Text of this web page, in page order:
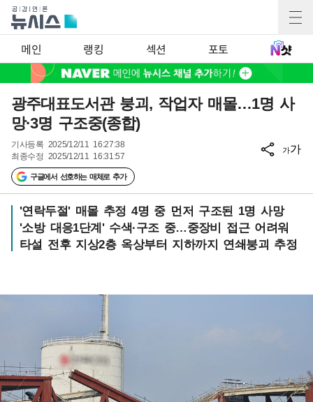
메인 랭킹 섹션 포토
광주대표도서관 붕괴, 작업자 매몰…1명 사
망·3명 구조중(종합)
기사등록 2025/12/11 16:27:38
최종수정 2025/12/11 16:31:57
구글에서 선호하는 매체로 추가
가가
'연락두절' 매몰 추정 4명 중 먼저 구조된 1명 사망
'소방 대응1단계' 수색·구조 중…중장비 접근 어려워
타설 전후 지상2층 옥상부터 지하까지 연쇄붕괴 추정